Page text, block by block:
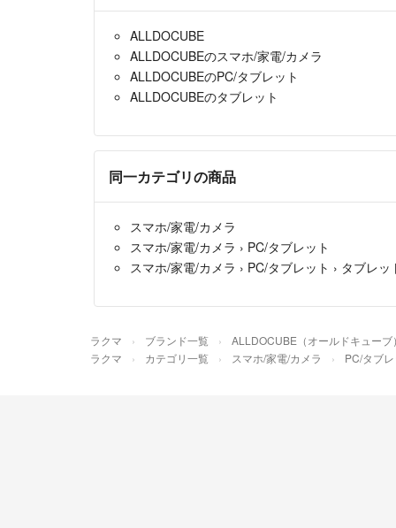
ALLDOCUBE
ALLDOCUBEのスマホ/家電/カメラ
ALLDOCUBEのPC/タブレット
ALLDOCUBEのタブレット
同一カテゴリの商品
スマホ/家電/カメラ
スマホ/家電/カメラ › PC/タブレット
スマホ/家電/カメラ › PC/タブレット › タブレッ
ラクマ ブランド一覧 ALLDOCUBE（オールドキューブ）
ラクマ カテゴリ一覧 スマホ/家電/カメラ PC/タブレ